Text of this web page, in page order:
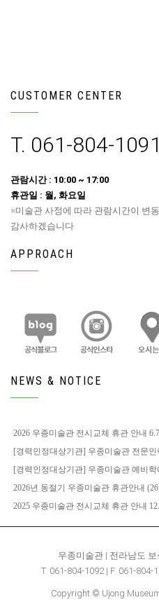
CUSTOMER CENTER
T. 061-804-
관람시간 : 10:00 ~ 17:00
휴관일 : 월, 화요일
※미술관 사정에 따라 관람시간이 변
감사하겠습니다.
APPROACH
NEWS & NOTICE
2026 우종미술관 전시교체 휴관 안내
[경력인정대상기관] 우종미술관 전문인
[경력인정대상기관] 우종미술관 예비학
2026년 동절기 우종미술관 휴관안내
2025 우종미술관 전시교체 휴관 안내
우종미술관 | 전라남도
T. 061-804-1092 | F. 061-
Copyright © Ujong